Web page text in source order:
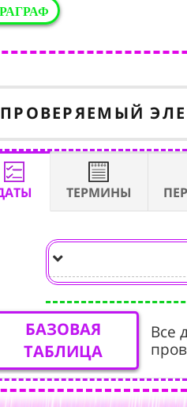
ПРОВЕРЯЕМЫЙ
ТЕРМИНЫ
БАЗОВАЯ
ТАБЛИЦА
Все